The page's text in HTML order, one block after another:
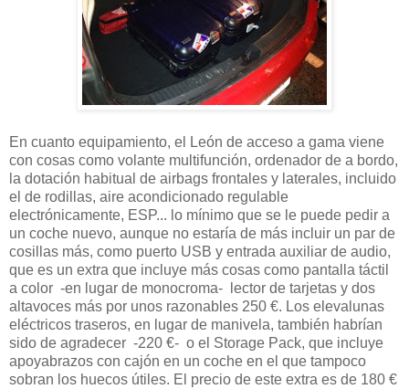
En cuanto equipamiento, el León de acceso a gama viene
con cosas como volante multifunción, ordenador de a bordo,
la dotación habitual de airbags frontales y laterales, incluido
el de rodillas, aire acondicionado regulable
electrónicamente, ESP... lo mínimo que se le puede pedir a
un coche nuevo, aunque no estaría de más incluir un par de
cosillas más, como puerto USB y entrada auxiliar de audio,
que es un extra que incluye más cosas como pantalla táctil
a color -en lugar de monocroma- lector de tarjetas y dos
altavoces más por unos razonables 250 €. Los elevalunas
eléctricos traseros, en lugar de manivela, también habrían
sido de agradecer -220 €- o el Storage Pack, que incluye
apoyabrazos con cajón en un coche en el que tampoco
sobran los huecos útiles. El precio de este extra es de 180 €